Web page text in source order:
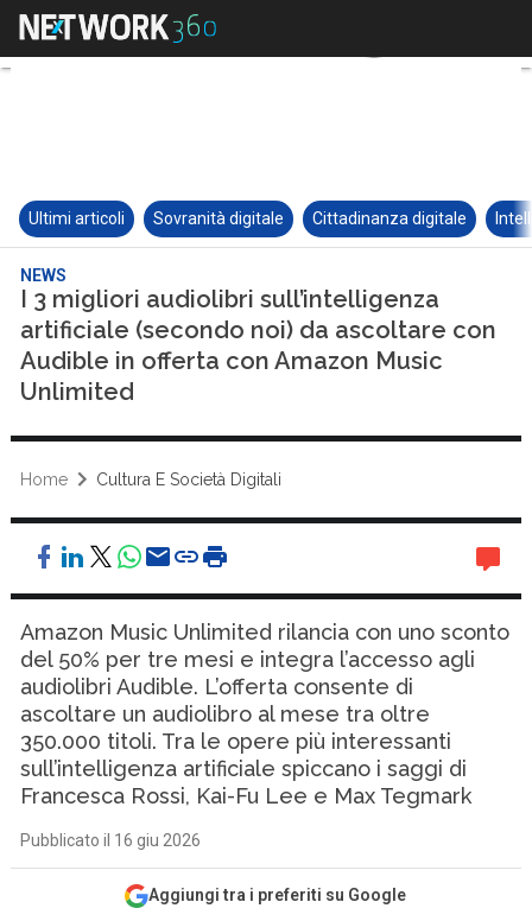
Ultimi articoli Sovranità digitale Cittadinanza digitale
NEWS
I 3 migliori audiolibri sull’intelligenza
artificiale (secondo noi) da ascoltare con
Audible in offerta con Amazon Music
Unlimited
Home Cultura E Società Digitali
Amazon Music Unlimited rilancia con uno sconto
del 50% per tre mesi e integra l’accesso agli
audiolibri Audible. L’offerta consente di
ascoltare un audiolibro al mese tra oltre
350.000 titoli. Tra le opere più interessanti
sull’intelligenza artificiale spiccano i saggi di
Francesca Rossi, Kai-Fu Lee e Max Tegmark
Pubblicato il 16 giu 2026
Aggiungi tra i preferiti su Google